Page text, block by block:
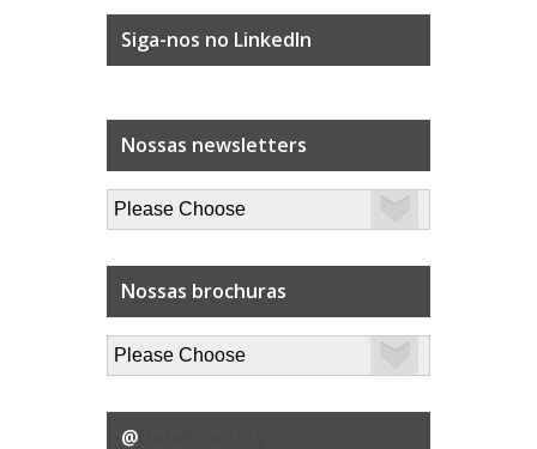
Siga-nos no LinkedIn
Nossas newsletters
Nossas brochuras
@